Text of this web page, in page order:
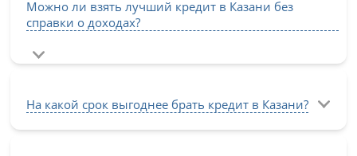
Можно ли взять лучший кредит в Казани без
справки о доходах?
На какой срок выгоднее брать кредит в Казани?